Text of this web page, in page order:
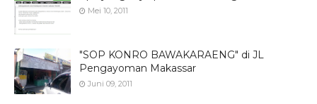
Mei 10, 2011
"SOP KONRO BAWAKARAENG" di JL
Pengayoman Makassar
Juni 09, 2011